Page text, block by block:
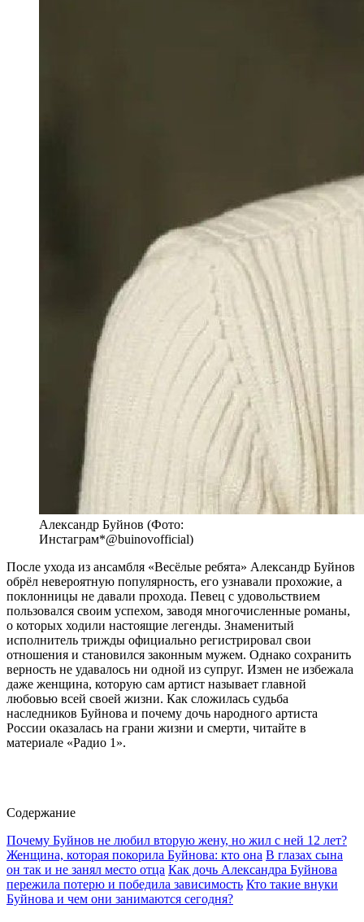
Александр Буйнов (Фото:
Инстаграм*@buinovofficial)
После ухода из ансамбля «Весёлые ребята» Александр Буйнов
обрёл невероятную популярность, его узнавали прохожие, а
поклонницы не давали прохода. Певец с удовольствием
пользовался своим успехом, заводя многочисленные романы,
о которых ходили настоящие легенды. Знаменитый
исполнитель трижды официально регистрировал свои
отношения и становился законным мужем. Однако сохранить
верность не удавалось ни одной из супруг. Измен не избежала
даже женщина, которую сам артист называет главной
любовью всей своей жизни. Как сложилась судьба
наследников Буйнова и почему дочь народного артиста
России оказалась на грани жизни и смерти, читайте в
материале «Радио 1».
Содержание
Почему Буйнов не любил вторую жену, но жил с ней 12 лет?
Женщина, которая покорила Буйнова: кто она В глазах сына
он так и не занял место отца Как дочь Александра Буйнова
пережила потерю и победила зависимость Кто такие внуки
Буйнова и чем они занимаются сегодня?